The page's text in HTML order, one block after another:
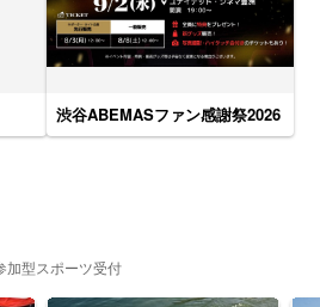
渋谷ABEMASファン感謝祭2026
加型スポーツ受付